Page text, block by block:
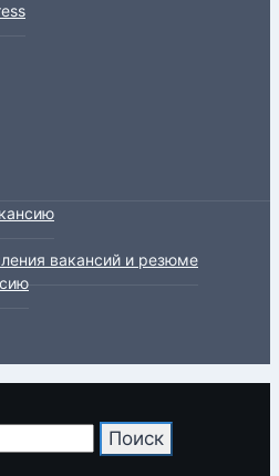
вакансий и резюме